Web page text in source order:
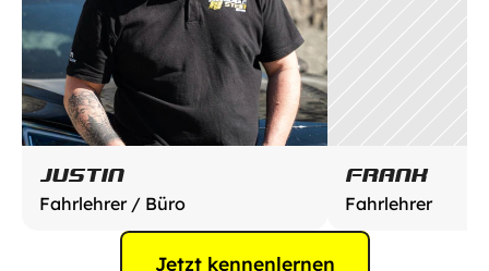
JUSTIN
Fahrlehrer / Büro
FRANK
Fahrlehrer
Jetzt kennenlernen